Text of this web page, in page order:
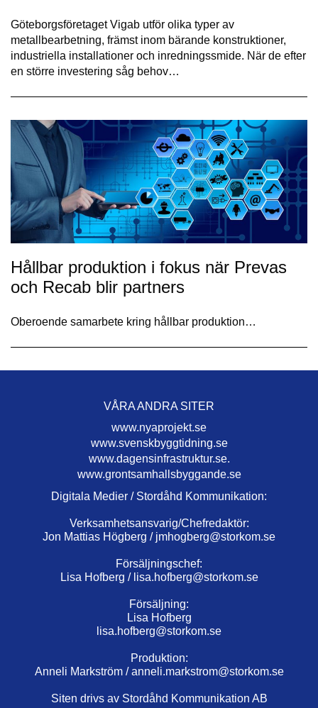
Göteborgsföretaget Vigab utför olika typer av
metallbearbetning, främst inom bärande konstruktioner,
industriella installationer och inredningssmide. När de efter
en större investering såg behov…
Hållbar produktion i fokus när Prevas
och Recab blir partners
Oberoende samarbete kring hållbar produktion…
VÅRA ANDRA SITER
www.nyaprojekt.se
www.svenskbyggtidning.se
www.dagensinfrastruktur.se.
www.grontsamhallsbyggande.se
Digitala Medier / Stordåhd Kommunikation:
Verksamhetsansvarig/Chefredaktör:
Jon Mattias Högberg / jmhogberg@storkom.se
Försäljningschef:
Lisa Hofberg / lisa.hofberg@storkom.se
Försäljning:
Lisa Hofberg
lisa.hofberg@storkom.se
Produktion:
Anneli Markström /anneli.markstrom@storkom.se
Siten drivs av Stordåhd Kommunikation AB